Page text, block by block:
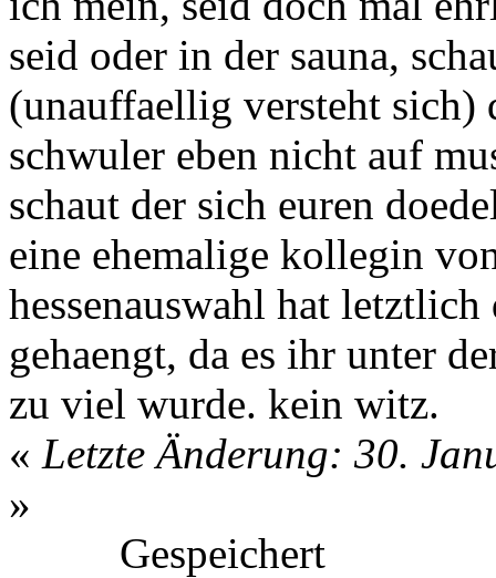
seid oder in der sauna,
(unauffaellig versteht sich)
schwuler eben nicht auf
schaut der sich euren
eine ehemalige kollegin
hessenauswahl hat
gehaengt, da es ihr unter
zu viel wurde. kein witz.
« Letzte Änderung: 30.
»
Gespeichert